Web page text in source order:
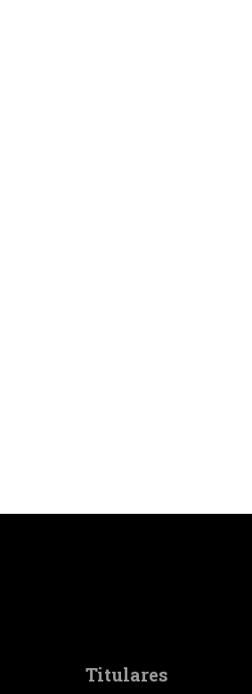
Titulares